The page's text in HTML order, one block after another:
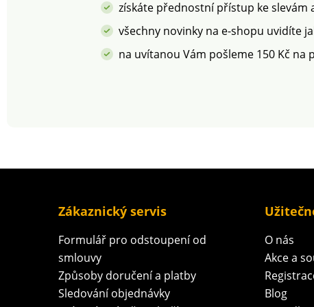
získáte přednostní přístup ke slevám
všechny novinky na e-shopu uvidíte
na uvítanou Vám pošleme 150 Kč na
Zákaznický servis
Formulář pro odstoupení od
smlouvy
Způsoby doručení a platby
Sledování objednávky
O nás
Akce a
Blog